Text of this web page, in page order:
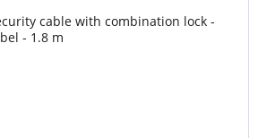
cable with combination lock -
- 1.8 m